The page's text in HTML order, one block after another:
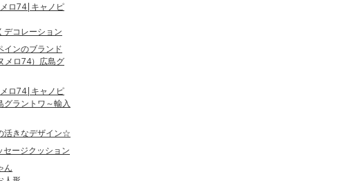
ロ74|キャノピ
デコレーション
インのブランド
メロ74）広島グ
ロ74|キャノピ
グラントワ～輸入
活きなデザイン☆
ージクッション
ん